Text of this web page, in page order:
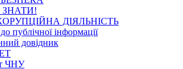
ЗНАТИ!
ДІЯЛЬНІСТЬ
публічної інформації
довідник
ЧНУ